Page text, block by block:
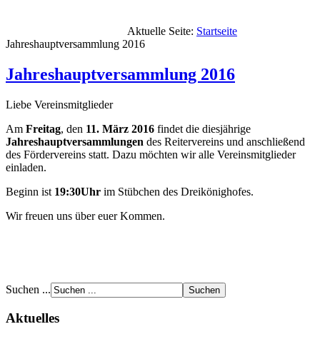
Aktuelle Seite: Startseite
Jahreshauptversammlung 2016
Jahreshauptversammlung 2016
Liebe Vereinsmitglieder
Am Freitag, den 11. März 2016 findet die diesjährige
Jahreshauptversammlungen des Reitervereins und anschließend
des Fördervereins statt. Dazu möchten wir alle Vereinsmitglieder
einladen.
Beginn ist 19:30Uhr im Stübchen des Dreikönighofes.
Wir freuen uns über euer Kommen.
Suchen ...
Aktuelles